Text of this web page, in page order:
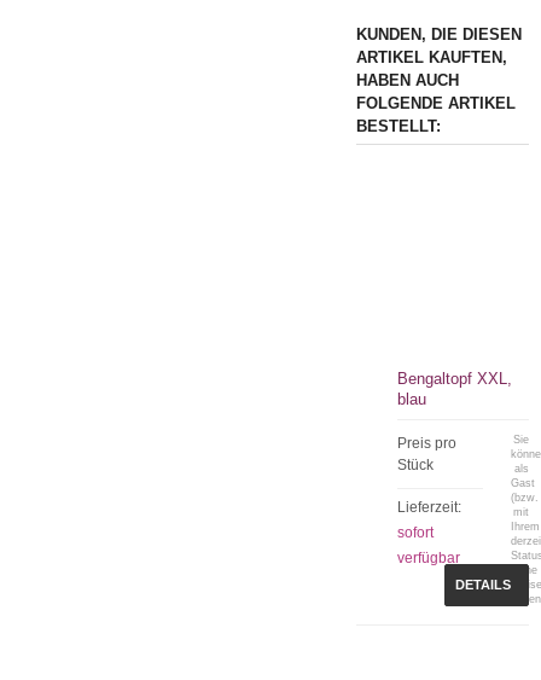
KUNDEN, DIE DIESEN
ARTIKEL KAUFTEN,
HABEN AUCH
FOLGENDE ARTIKEL
BESTELLT:
Bengaltopf XXL,
blau
Preis pro
Stück
Lieferzeit:
sofort
verfügbar
Sie
als
Gast
(bzw.
mit
Ihrem
keine
DETAILS